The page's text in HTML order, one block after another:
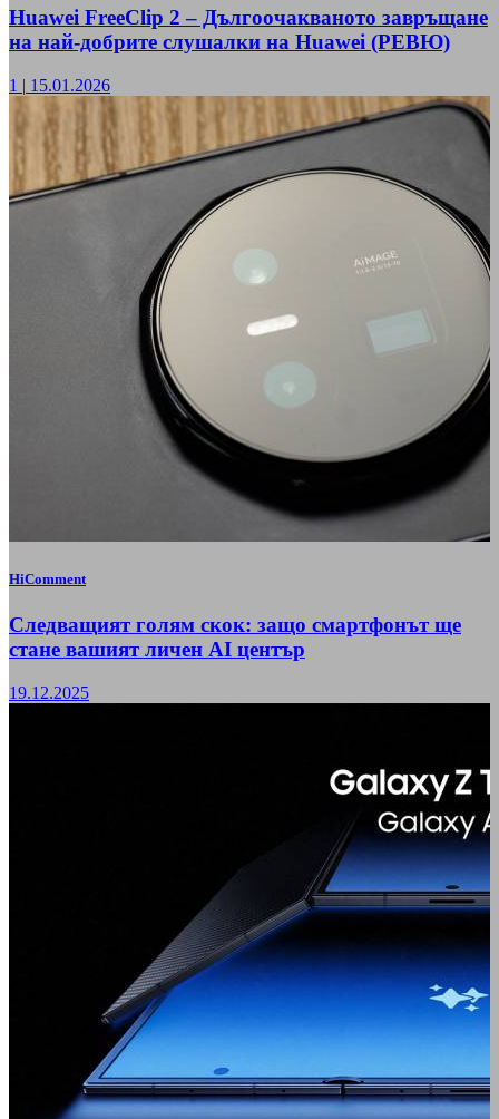
Huawei FreeClip 2 – Дългоочакваното завръщане
на най-добрите слушалки на Huawei (РЕВЮ)
1 | 15.01.2026
HiComment
Следващият голям скок: защо смартфонът ще
стане вашият личен AI център
19.12.2025